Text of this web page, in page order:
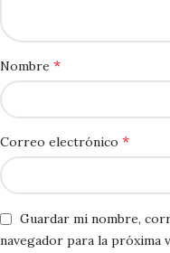
Nombre *
Correo electrónico *
Guardar mi nombre,
navegador para la próxima